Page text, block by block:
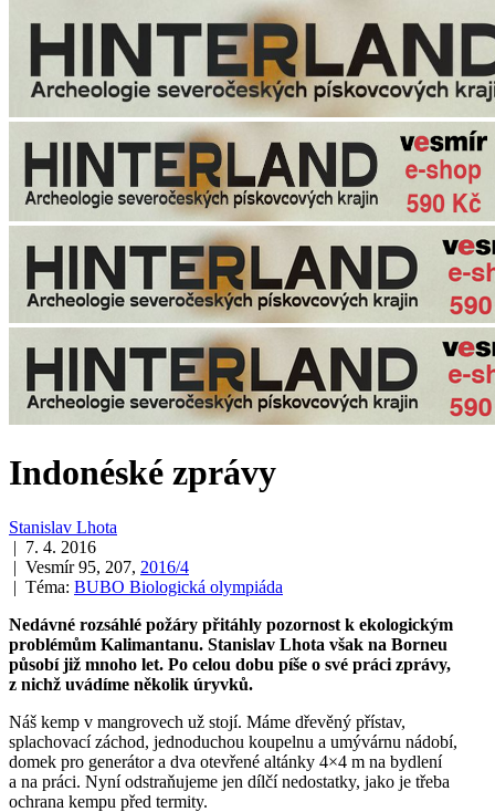
Indonéské zprávy
Stanislav Lhota
| 7. 4. 2016
| Vesmír 95, 207, 2016/4
| Téma: BUBO Biologická olympiáda
Nedávné rozsáhlé požáry přitáhly pozornost k ekologickým
problémům Kalimantanu. Stanislav Lhota však na Borneu
působí již mnoho let. Po celou dobu píše o své práci zprávy,
z nichž uvádíme několik úryvků.
Náš kemp v mangrovech už stojí. Máme dřevěný přístav,
splachovací záchod, jednoduchou koupelnu a umývárnu nádobí,
domek pro generátor a dva otevřené altánky 4×4 m na bydlení
a na práci. Nyní odstraňujeme jen dílčí nedostatky, jako je třeba
ochrana kempu před termity.